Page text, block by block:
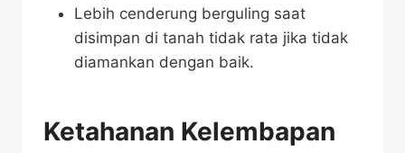
Lebih cenderung berguling saat
disimpan di tanah tidak rata jika tidak
diamankan dengan baik.
Ketahanan Kelembapan